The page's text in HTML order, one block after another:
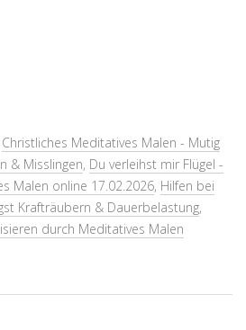
Christliches Meditatives Malen - Mutig
& Misslingen, Du verleihst mir Flügel -
Malen online 17.02.2026, Hilfen bei
Krafträubern & Dauerbelastung,
durch Meditatives Malen